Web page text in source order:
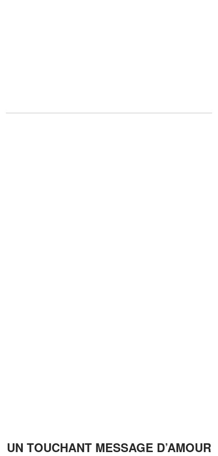
UN TOUCHANT MESSAGE D’AMOUR